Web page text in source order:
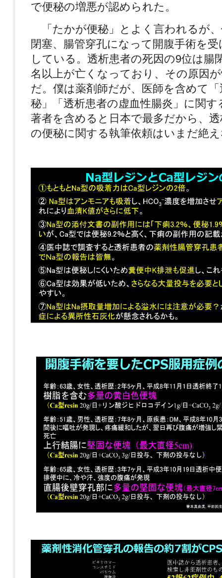
で便秘の増悪が認められた。
「たかが便秘」とよく言われるが
閉塞、腸管穿孔になって開腹手術を
している。透析患者の死因の9位は腸
名以上が亡くなっており、その原因
だ。僕は薬剤師だが、医師を含めて
秘」「透析患者の虚血性腸炎」に関す
著者を含めると日本で最多だから、
の便秘に関する執筆依頼はいまだ絶